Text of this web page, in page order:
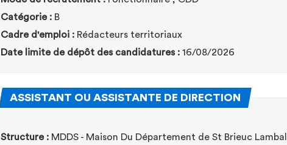
Catégorie : B
Cadre d'emploi : Rédacteurs territoriaux
Date limite de dépôt des candidatures : 16/08/2026
ASSISTANT OU ASSISTANTE DE DIRECTION(Nouvelle
Structure : MDDS - Maison Du Département de St Brieuc